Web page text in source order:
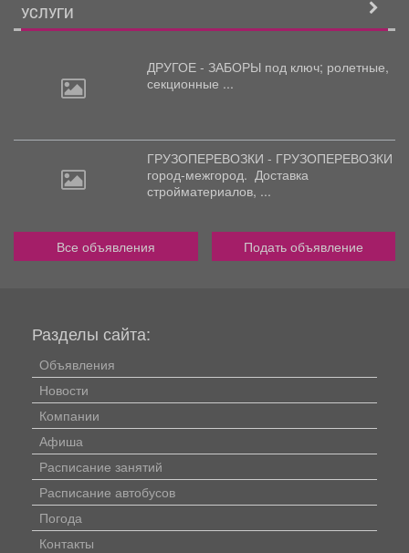
УСЛУГИ
ДРУГОЕ - ЗАБОРЫ под ключ; ролетные,
секционные ...
ГРУЗОПЕРЕВОЗКИ - ГРУЗОПЕРЕВОЗКИ
город-межгород. Доставка
стройматериалов, ...
Все объявления Подать объявление
Разделы сайта:
Объявления
Новости
Компании
Афиша
Расписание занятий
Расписание автобусов
Погода
Контакты